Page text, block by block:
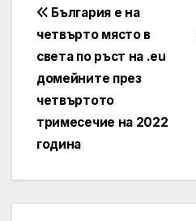
Навигация
България е на
четвърто място в
света по ръст на .eu
домейните през
четвъртото
тримесечие на 2022
година